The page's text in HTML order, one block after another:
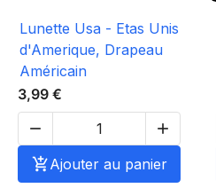
Lunette Usa - Etas Unis
d'Amerique, Drapeau
Américain
3,99 €


Ajouter au panier